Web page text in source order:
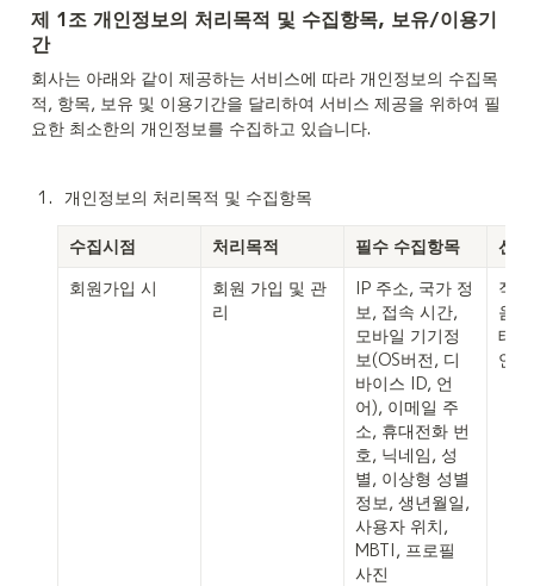
제 1조 개인정보의 처리목적 및 수집항목, 보유/이용기
간
회사는 아래와 같이 제공하는 서비스에 따라 개인정보의 수집목
적, 항목, 보유 및 이용기간을 달리하여 서비스 제공을 위하여 필
요한 최소한의 개인정보를 수집하고 있습니다.
1 . 개인정보의 처리목적 및 수집항목
수집시점 처리목적 필수 수집항목
선
회원가입 시
회원 가입 및 관
리
IP 주소, 국가 정
보, 접속 시간,
모바일 기기정
보(OS버전, 디
바이스 ID, 언
어), 이메일 주
소, 휴대전화 번
호, 닉네임, 성
별, 이상형 성별
정보, 생년월일,
사용자 위치,
MBTI, 프로필
사진
음
테
연